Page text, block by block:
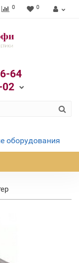
0 0
64
02
оборудования